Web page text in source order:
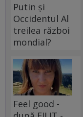
Putin și
Occidentul Al
treilea război
mondial?
Feel good -